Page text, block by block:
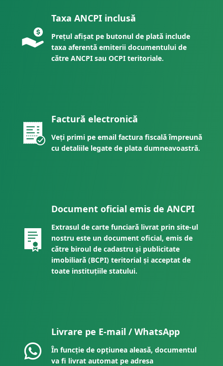
Taxa ANCPI inclusă
Prețul afișat pe butonul de plată include
taxa aferentă emiterii documentului de
către ANCPI sau OCPI teritoriale.
Factură electronică
Veți primi pe email factura fiscală împreună
cu detaliile legate de plata dumneavoastră.
Document oficial emis de ANCPI
Extrasul de carte funciară livrat prin site-ul
nostru este un document oficial, emis de
către biroul de cadastru și publicitate
imobiliară (BCPI) teritorial și acceptat de
toate instituțiile statului.
Livrare pe E-mail / WhatsApp
În funcție de opțiunea aleasă, documentul
va fi livrat automat pe adresa